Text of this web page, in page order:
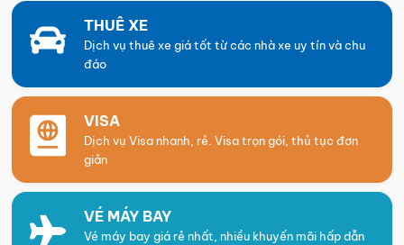
THUÊ XE
Dịch vụ thuê xe giá tốt từ các nhà xe uy tín và chu
đáo
VISA
Dịch vụ Visa nhanh, rẻ. Visa trọn gói, thủ tục đơn
giản
VÉ MÁY BAY
Vé máy bay giá rẻ nhất, nhiều khuyến mãi hấp dẫn